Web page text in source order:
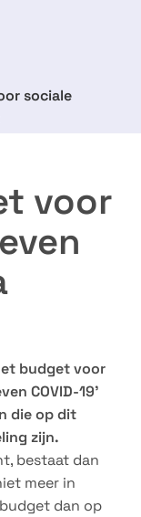
sociale
voor
budget voor
COVID-19’
die op dit
zijn.
bestaat dan
meer in
dan op